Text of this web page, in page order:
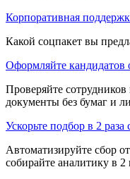
Корпоративная
Какой соцпакет вы
Оформляйте кандидатов
Проверяйте
документы без бумаг и
Ускорьте подбор в 2 раза
Автоматизируйте сбор
собирайте аналитику в 2